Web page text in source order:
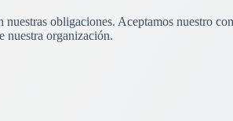
obligaciones. Aceptamos nuestro
nuestra organización.